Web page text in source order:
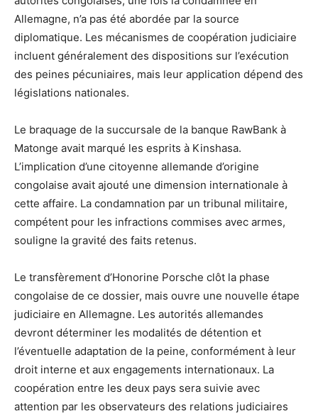
Allemagne, n’a pas été abordée par la source
diplomatique. Les mécanismes de coopération judiciaire
incluent généralement des dispositions sur l’exécution
des peines pécuniaires, mais leur application dépend des
législations nationales.
Le braquage de la succursale de la banque RawBank à
Matonge avait marqué les esprits à Kinshasa.
L’implication d’une citoyenne allemande d’origine
congolaise avait ajouté une dimension internationale à
cette affaire. La condamnation par un tribunal militaire,
compétent pour les infractions commises avec armes,
souligne la gravité des faits retenus.
Le transfèrement d’Honorine Porsche clôt la phase
congolaise de ce dossier, mais ouvre une nouvelle étape
judiciaire en Allemagne. Les autorités allemandes
devront déterminer les modalités de détention et
l’éventuelle adaptation de la peine, conformément à leur
droit interne et aux engagements internationaux. La
coopération entre les deux pays sera suivie avec
attention par les observateurs des relations judiciaires